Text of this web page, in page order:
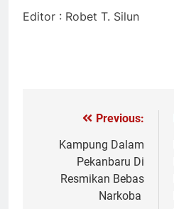
Editor : Robet T. Silun
Navigasi
pos
Previous:
Kampung Dalam
Pekanbaru Di
Resmikan Bebas
Narkoba